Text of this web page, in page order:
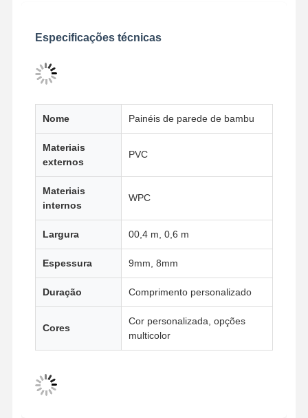
Casa
Fábrica
Controle De
Todos Os
Casos
Converse
Agora
Painel de Parede Decorativo de PVC
Painel de parede WPC
Painel de parede exterior
Especificações técnicas
Nome Painéis de parede de bambu
Materiais
externos
PVC
Materiais
internos
WPC
Largura 00,4 m, 0,6 m
Espessura 9mm, 8mm
Duração Comprimento personalizado
Cores
Cor personalizada, opções
multicolor